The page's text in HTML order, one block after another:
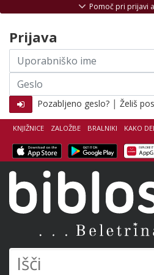
KNJIŽNICE ZALOŽBE BRALNIKI KAKO
Pomoč pri prijavi
Prijava
Uporabniško
ime
Geslo
Pozabljeno geslo? | Želiš